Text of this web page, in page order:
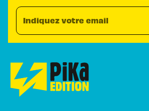
Indiquez votre email